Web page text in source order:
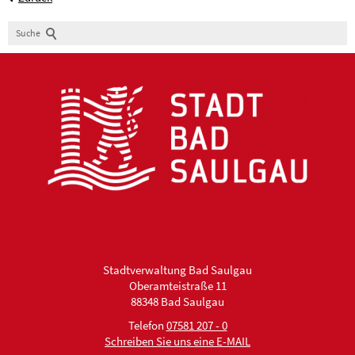
Suche
Stadtverwaltung Bad Saulgau
Oberamteistraße 11
88348 Bad Saulgau
Telefon 07581 207 - 0
Schreiben Sie uns eine E-MAIL